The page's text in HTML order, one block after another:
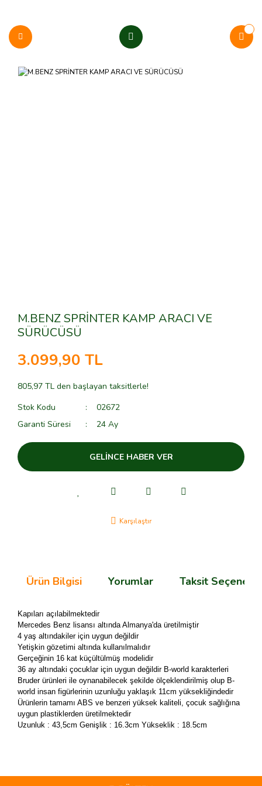
M.BENZ SPRİNTER KAMP ARACI VE
SÜRÜCÜSÜ
3.099,90 TL
805,97 TL den başlayan taksitlerle!
Stok Kodu
02672
Garanti Süresi
24 Ay
GELİNCE HABER VER
Karşılaştır
Ürün Bilgisi Yorumlar Taksit
Kapıları açılabilmektedir
Mercedes Benz lisansı altında Almanya'da üretilmiştir
4 yaş altındakiler için uygun değildir
Yetişkin gözetimi altında kullanılmalıdır
Gerçeğinin 16 kat küçültülmüş modelidir
36 ay altındaki çocuklar için uygun değildir B-world karakterleri
Bruder ürünleri ile oynanabilecek şekilde ölçeklendirilmiş olup B-
world insan figürlerinin uzunluğu yaklaşık 11cm yüksekliğindedir
Ürünlerin tamamı ABS ve benzeri yüksek kaliteli, çocuk sağlığına
uygun plastiklerden üretilmektedir
Uzunluk : 43,5cm Genişlik : 16.3cm Yükseklik : 18.5cm
kullanarak tarafımıza iletebilirsiniz.